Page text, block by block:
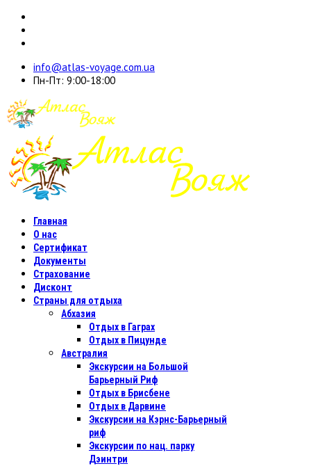
info@atlas-voyage.com.ua
Пн-Пт: 9:00-18:00
Главная
О нас
Сертификат
Документы
Страхование
Дисконт
Страны для отдыха
Абхазия
Отдых в Гаграх
Отдых в Пицунде
Австралия
Экскурсии на Большой
Барьерный Риф
Отдых в Бриcбене
Отдых в Дарвине
Экскурсии на Кэрнс-Барьерный
риф
Экскурсии по нац. парку
Дэинтри